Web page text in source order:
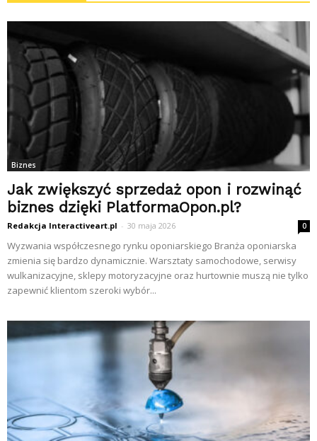
Biznes
Jak zwiększyć sprzedaż opon i rozwinąć
biznes dzięki PlatformaOpon.pl?
Redakcja Interactiveart.pl - 30 maja 2026 0
Wyzwania współczesnego rynku oponiarskiego Branża oponiarska
zmienia się bardzo dynamicznie. Warsztaty samochodowe, serwisy
wulkanizacyjne, sklepy motoryzacyjne oraz hurtownie muszą nie tylko
zapewnić klientom szeroki wybór...